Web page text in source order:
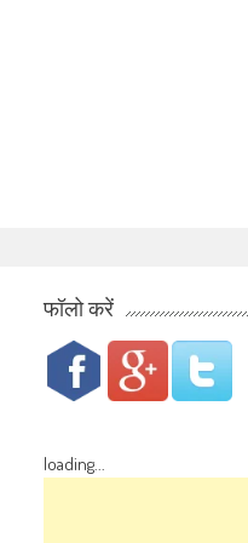
फॉलो करें
loading...